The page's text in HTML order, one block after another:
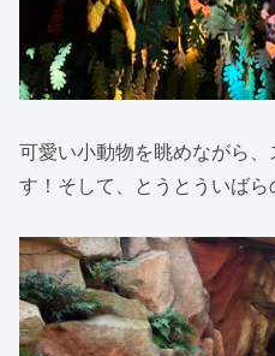
可愛い小動物を眺めながら
す！そして、とうとういばら